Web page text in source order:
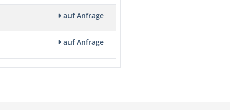
auf Anfrage
auf Anfrage